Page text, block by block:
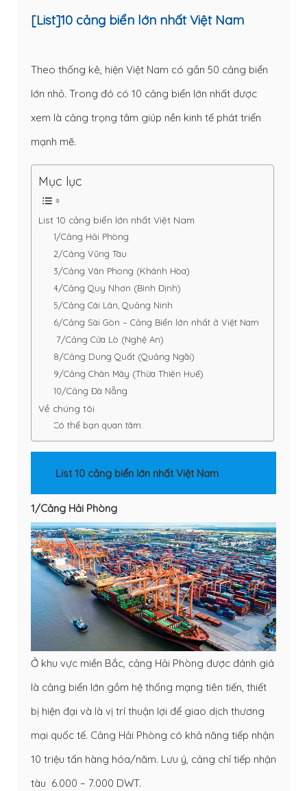
[List]10 cảng biển lớn nhất Việt Nam
Theo thống kê, hiện Việt Nam có gần 50 cảng biển
lớn nhỏ. Trong đó có 10 cảng biển lớn nhất được
xem là cảng trọng tâm giúp nền kinh tế phát triển
mạnh mẽ.
Mục lục
List 10 cảng biển lớn nhất Việt Nam
1/Cảng Hải Phòng
2/Cảng Vũng Tàu
3/Cảng Vân Phong (Khánh Hòa)
4/Cảng Quy Nhơn (Bình Định)
5/Cảng Cái Lân, Quảng Ninh
6/Cảng Sài Gòn – Cảng Biển lớn nhất ở Việt Nam
7/Cảng Cửa Lò (Nghệ An)
8/Cảng Dung Quất (Quảng Ngãi)
9/Cảng Chân Mây (Thừa Thiên Huế)
10/Cảng Đà Nẵng
Về chúng tôi
Có thể bạn quan tâm:
List 10 cảng biển lớn nhất Việt Nam
1/Cảng Hải Phòng
Ở khu vực miền Bắc, cảng Hải Phòng được đánh giá
là cảng biển lớn gồm hệ thống mạng tiên tiến, thiết
bị hiện đại và là vị trí thuận lợi để giao dịch thương
mại quốc tế. Cảng Hải Phòng có khả năng tiếp nhận
10 triệu tấn hàng hóa/năm. Lưu ý, cảng chỉ tiếp nhận
tàu 6.000 – 7.000 DWT.